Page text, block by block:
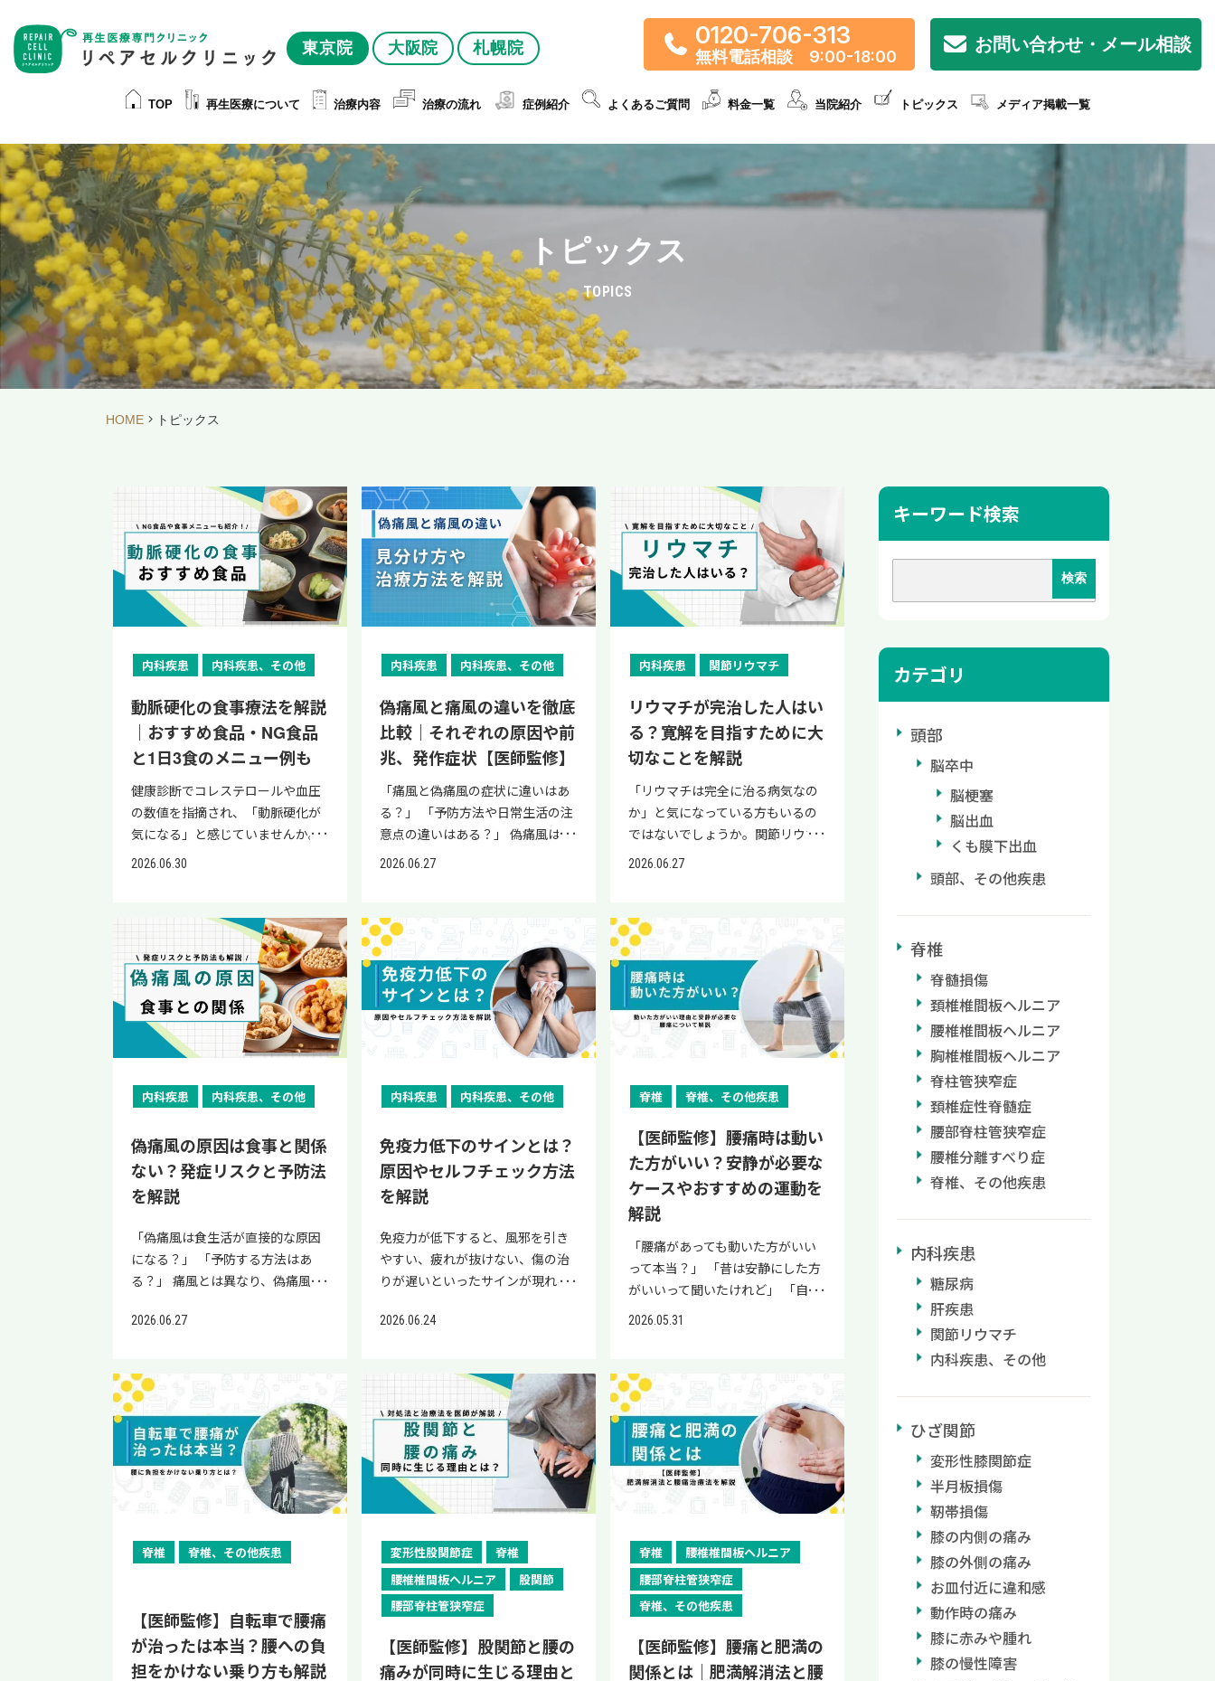
東京院 大阪院 札幌院 0120-706-313
無料電話相談 9:00-18:00
お問い合わせ・メール相談
TOP 再生医療について 治療内容 治療の流れ 症例紹介 よくあるご質問 料金一覧 当院紹介 トピックス メディア掲載一覧
トピックス
TOPICS
HOME トピックス
内科疾患 内科疾患、その他
動脈硬化の食事療法を解説
｜おすすめ食品・NG食品
と1日3食のメニュー例も
健康診断でコレステロールや血圧
の数値を指摘され、「動脈硬化が
気になる」と感じていませんか。
動脈硬化は自覚症状がないまま進
につながる場合があります。しか
し、毎日の食事を見直すことで、
動脈硬化の予防や進行を抑えるこ
とにつながります。 本記事では、
動脈硬化の予防に役立つおすすめ
食品や控えたい食品、油の選び方
から、今日から実践できる1日3食
日から実践できる食事習慣ばかり
い。 なお、当院「リペアセルクリ
ニック」の公式LINEでは、再生医
療に関する情報提供と簡易オンラ
イン診断を実施しております。血
持ちの方は、ぜひ公式LINEにご登
録ください。 そもそも動脈硬化と
食事はどう関係している？ 動脈硬
化とは、血液中のコレステロール
管が狭く硬くなった状態を指しま
す。毎日の食事でとる脂質・糖
質・塩分は、血液中の脂質や血圧
に直接影響するため、食事の内容
は動脈硬化の進行に大きくかかわ
ります。 動脈硬化に関係する生活
習慣病はいくつかあり、その中で
が「脂質異常症」です。 脂質異常
HDLコレステロールが減りすぎた
りする状態を指します。この状態
が続くと血管にプラークができや
2026.06.30
内科疾患 内科疾患、その他
偽痛風と痛風の違いを徹底
比較｜それぞれの原因や前
兆、発作症状【医師監修】
「痛風と偽痛風の症状に違いはあ
る？」 「予防方法や日常生活の注
意点の違いはある？」 偽痛風は、
膝などの大きな関節にピロリン酸
原因になることはほとんどありま
せん。痛風は足の親指の付け根な
どに尿酸塩結晶が沈着して炎症を
起こす病気で、生活習慣が原因に
なることが多いです。 本記事で
は、偽痛風と痛風の病態・診断
法・治療法・予防法について解説
説しているため、自分が偽痛風と
たい方も参考にしてください。 当
院「リペアセルクリニック」の公
式LINEでは、再生医療の情報提供
と簡易オンライン診断を実施して
気になる方は、ぜひ一度公式LINE
にご登録ください。 偽痛風と痛風
の病態の違い【一覧表で比較】 偽
痛風と痛風の病態の違いをまとめ
カルシウム 尿酸 メカニズム 原因
物質が関節で結晶化して関節内に
流出して炎症を起こす 発症原因 加
齢や副甲状腺機能亢進症、低マグ
ネシウム血症、利尿薬の投与、遺
伝子疾患など 腎機能の低下や食生
活の乱れ、過度な飲酒、運動不
んどなし チクチクした感覚やしび
れ、こわばり 発作の症状 突然の激
しい関節の痛みや腫れ、赤み 合併
症 慢性的な関節の痛みや動かしに
くさ 腎障害や腎結石、尿管結石 そ
れぞれの違いについて詳しく解説
2026.06.27
内科疾患 関節リウマチ
リウマチが完治した人はい
る？寛解を目指すために大
切なことを解説
「リウマチは完全に治る病気なの
か」と気になっている方もいるの
ではないでしょうか。関節リウマ
チは、完治は難しい病気ですが、
きます。 本記事では、リウマチを
完治できるかどうかから、寛解の
基準、寛解を目指すために大切な
こと、治療を受けないリスクなど
を解説します。寛解を目指すため
の治療方法や日常生活で注意すべ
き点についても紹介するので、参
チに対しては、再生医療も治療選
などのお悩みを今すぐ解消した
い・再生医療に興味がある方は、
当院「リペアセルクリニック」の
電話相談までお問い合わせくださ
い。 リウマチが完治した人はい
る？【寛解との違いを解説】 現時
点ではリウマチは完治を目指すの
は難しい病気です。 リウマチは、
本来は体を守るはずの免疫システ
を根本的に解決する治療方法が現
在の医学では確立されていませ
ん。 ただし、「完治が難しい」と
いうことは「良くならない」わけ
ではありません。近年の医学の進
歩により、症状をほぼゼロに近い
状態まで抑える寛解を目指せるよ
いをまとめると以下のとおりで
す。 完治 病気の原因がなくなり元
の健康な体に戻った状態 寛解 病気
の原因は残っているが治療によっ
て症状がほぼ消えている状態 つま
り寛解とは、病気をコントロール
2026.06.27
内科疾患 内科疾患、その他
偽痛風の原因は食事と関係
ない？発症リスクと予防法
を解説
「偽痛風は食生活が直接的な原因
になる？」 「予防する方法はあ
る？」 痛風とは異なり、偽痛風の
ほとんどありません。ただし、低
剰症（体内に鉄が蓄積しすぎた状
態）などの改善により発症・再発
のリスクを下げることはできま
す。 本記事では、偽痛風と食事の
関係性や具体的な発症の原因、治
療すべき基礎疾患、予防につなが
る対策を解説します。発症・再発
を予防するために本記事を参考に
してください。 当院「リペアセル
ン診断を実施しております。膝な
どの関節の痛みが気になる方は、
ぜひ一度公式LINEにご登録くださ
2026.06.27
内科疾患 内科疾患、その他
免疫力低下のサインとは？
原因やセルフチェック方法
を解説
免疫力が低下すると、風邪を引き
やすい、疲れが抜けない、傷の治
りが遅いといったサインが現れる
も、睡眠不足やストレス、栄養バ
す。 本記事では、免疫力低下のサ
インや原因、セルフチェック、生
活習慣の見直し方を解説します。
日々の不調が気になっている方
は、自分の状態を把握するきっか
けとして、ぜひ記事を最後までご
覧ください。 なお、当院「リペア
セルクリニック」の公式LINEで
は、さまざまな病気や後遺症の治
療に用いられている再生医療に関
する情報の提供と簡易オンライン
録ください。 免疫力低下のサイン
｜6つのチェックポイント 免疫力
2026.06.24
脊椎 脊椎、その他疾患
【医師監修】腰痛時は動い
た方がいい？安静が必要な
ケースやおすすめの運動を
解説
「腰痛があっても動いた方がいい
って本当？」 「昔は安静にした方
がいいって聞いたけれど」 「自分
の腰痛はどちらなんだろう」 この
上げますと、腰痛には動いた方が
いいケースと安静が必要なケース
が混在します。 本記事では、動い
た方がいい腰痛とその理由、安静
が必要な腰痛などを中心に解説し
ます。 動いてもいいのか、安静に
すべきかの判断がつかずにお悩み
い。 当院リペアセルクリニックで
は、公式LINEで再生医療の情報提
供や簡易オンライン診断を行って
います。 腰痛時の運動についてお
悩みの方や、再生医療に興味関心
のある方は、お気軽にご登録くだ
2026.05.31
脊椎 脊椎、その他疾患
【医師監修】自転車で腰痛
が治ったは本当？腰への負
担をかけない乗り方も解説
変形性股関節症
脊椎
腰椎椎間板ヘルニア
股関節
腰部脊柱管狭窄症
【医師監修】股関節と腰の
痛みが同時に生じる理由と
脊椎
腰椎椎間板ヘルニア
腰部脊柱管狭窄症
脊椎、その他疾患
【医師監修】腰痛と肥満の
関係とは｜肥満解消法と腰
キーワード検索
カテゴリ
頭部
脳卒中
脳梗塞
脳出血
くも膜下出血
頭部、その他疾患
脊椎
脊髄損傷
頚椎椎間板ヘルニア
腰椎椎間板ヘルニア
胸椎椎間板ヘルニア
脊柱管狭窄症
頚椎症性脊髄症
腰部脊柱管狭窄症
腰椎分離すべり症
脊椎、その他疾患
内科疾患
糖尿病
肝疾患
関節リウマチ
内科疾患、その他
ひざ関節
変形性膝関節症
半月板損傷
靭帯損傷
膝の内側の痛み
膝の外側の痛み
お皿付近に違和感
動作時の痛み
膝に赤みや腫れ
膝の慢性障害